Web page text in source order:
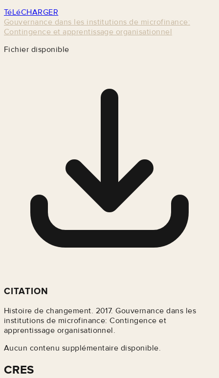
TéLéCHARGER
Gouvernance dans les institutions de microfinance:
Contingence et apprentissage organisationnel
Fichier disponible
CITATION
Histoire de changement. 2017. Gouvernance dans les
institutions de microfinance: Contingence et
apprentissage organisationnel.
Aucun contenu supplémentaire disponible.
CRES